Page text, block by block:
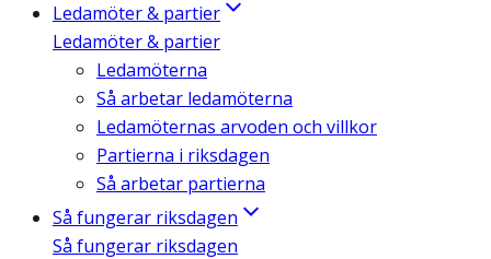
Ledamöter & partier
Ledamöter & partier
Ledamöterna
Så arbetar ledamöterna
Ledamöternas arvoden och villkor
Partierna i riksdagen
Så arbetar partierna
Så fungerar riksdagen
Så fungerar riksdagen